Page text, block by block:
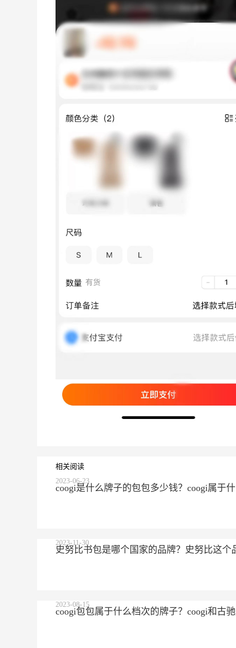
相关阅读
coogi是什么牌子的包包多少钱？coogi属于什
2023-06-23
史努比书包是哪个国家的品牌？史努比这个
2023-11-30
coogi包包属于什么档次的牌子？coogi和古驰
2023-08-15